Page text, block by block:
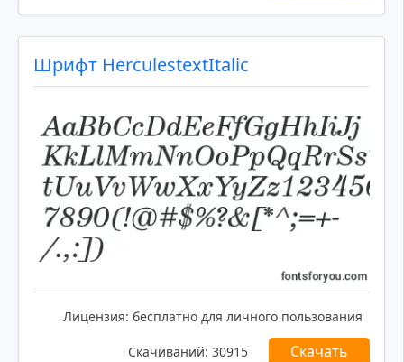
Шрифт HerculestextItalic
Лицензия: бесплатно для личного пользования
Скачиваний: 30915 Скачать